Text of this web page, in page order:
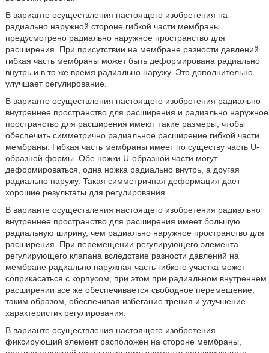
В варианте осуществления настоящего изобретения на
радиально наружной стороне гибкой части мембраны
предусмотрено радиально наружное пространство для
расширения. При присутствии на мембране разности давлений
гибкая часть мембраны может быть деформирована радиально
внутрь и в то же время радиально наружу. Это дополнительно
улучшает регулирование.
В варианте осуществления настоящего изобретения радиально
внутреннее пространство для расширения и радиально наружное
пространство для расширения имеют такие размеры, чтобы
обеспечить симметрично радиальное расширение гибкой части
мембраны. Гибкая часть мембраны имеет по существу часть U-
образной формы. Обе ножки U-образной части могут
деформироваться, одна ножка радиально внутрь, а другая
радиально наружу. Такая симметричная деформация дает
хорошие результаты для регулирования.
В варианте осуществления настоящего изобретения радиально
внутреннее пространство для расширения имеет большую
радиальную ширину, чем радиально наружное пространство для
расширения. При перемещении регулирующего элемента
регулирующего клапана вследствие разности давлений на
мембране радиально наружная часть гибкого участка может
соприкасаться с корпусом, при этом при радиальном внутреннем
расширении все же обеспечивается свободное перемещение,
таким образом, обеспечивая избегание трения и улучшение
характеристик регулирования.
В варианте осуществления настоящего изобретения
фиксирующий элемент расположен на стороне мембраны,